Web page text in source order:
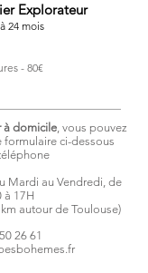
Explorateur
24 mois
- 80€
à domicile, vous pouvez
formulaire ci-dessous
Mardi au Vendredi, de
à 17H
autour de Toulouse)
26 61